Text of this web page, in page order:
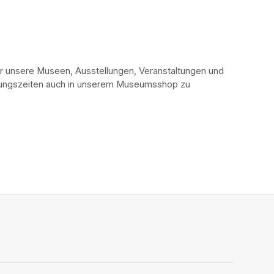
Museen, Ausstellungen, Veranstaltungen und
auch in unserem Museumsshop zu